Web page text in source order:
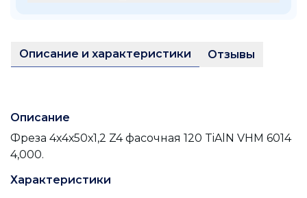
Описание и характеристики Отзывы
Описание
Фреза 4х4х50х1,2 Z4 фасочная 120 TiAlN VHM 6014
4,000.
Характеристики